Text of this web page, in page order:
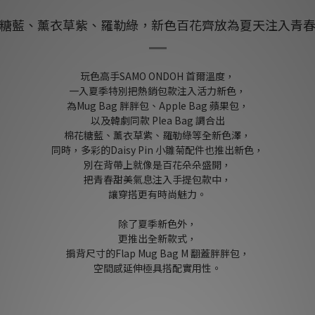
藍、薰衣草紫、羅勒綠，新色百花齊放為夏天注入青
玩色高手SAMO ONDOH 首爾溫度，
一入夏季特別把熱銷包款注入活力新色，
為Mug Bag 胖胖包、Apple Bag 蘋果包，
以及韓劇同款 Plea Bag 調合出
棉花糖藍、薰衣草紫、羅勒綠等全新色澤，
同時，多彩的Daisy Pin 小雛菊配件也推出新色，
別在背帶上就像是百花朵朵盛開，
把青春甜美氣息注入手提包款中，
讓穿搭更有時尚魅力。
除了夏季新色外，
更推出全新款式，
掮背尺寸的Flap Mug Bag M 翻蓋胖胖包，
空間感延伸極具搭配實用性。